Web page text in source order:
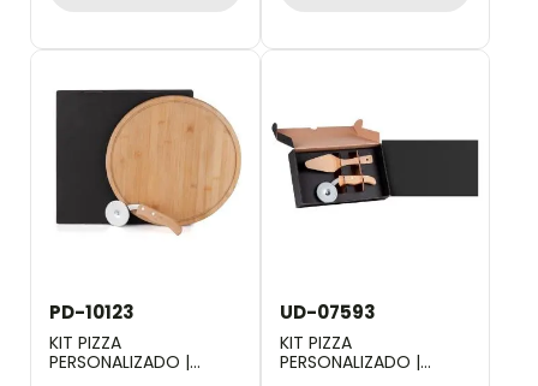
PD-10123
KIT PIZZA
PERSONALIZADO |
UD-07593
KIT PIZZA
PERSONALIZADO |